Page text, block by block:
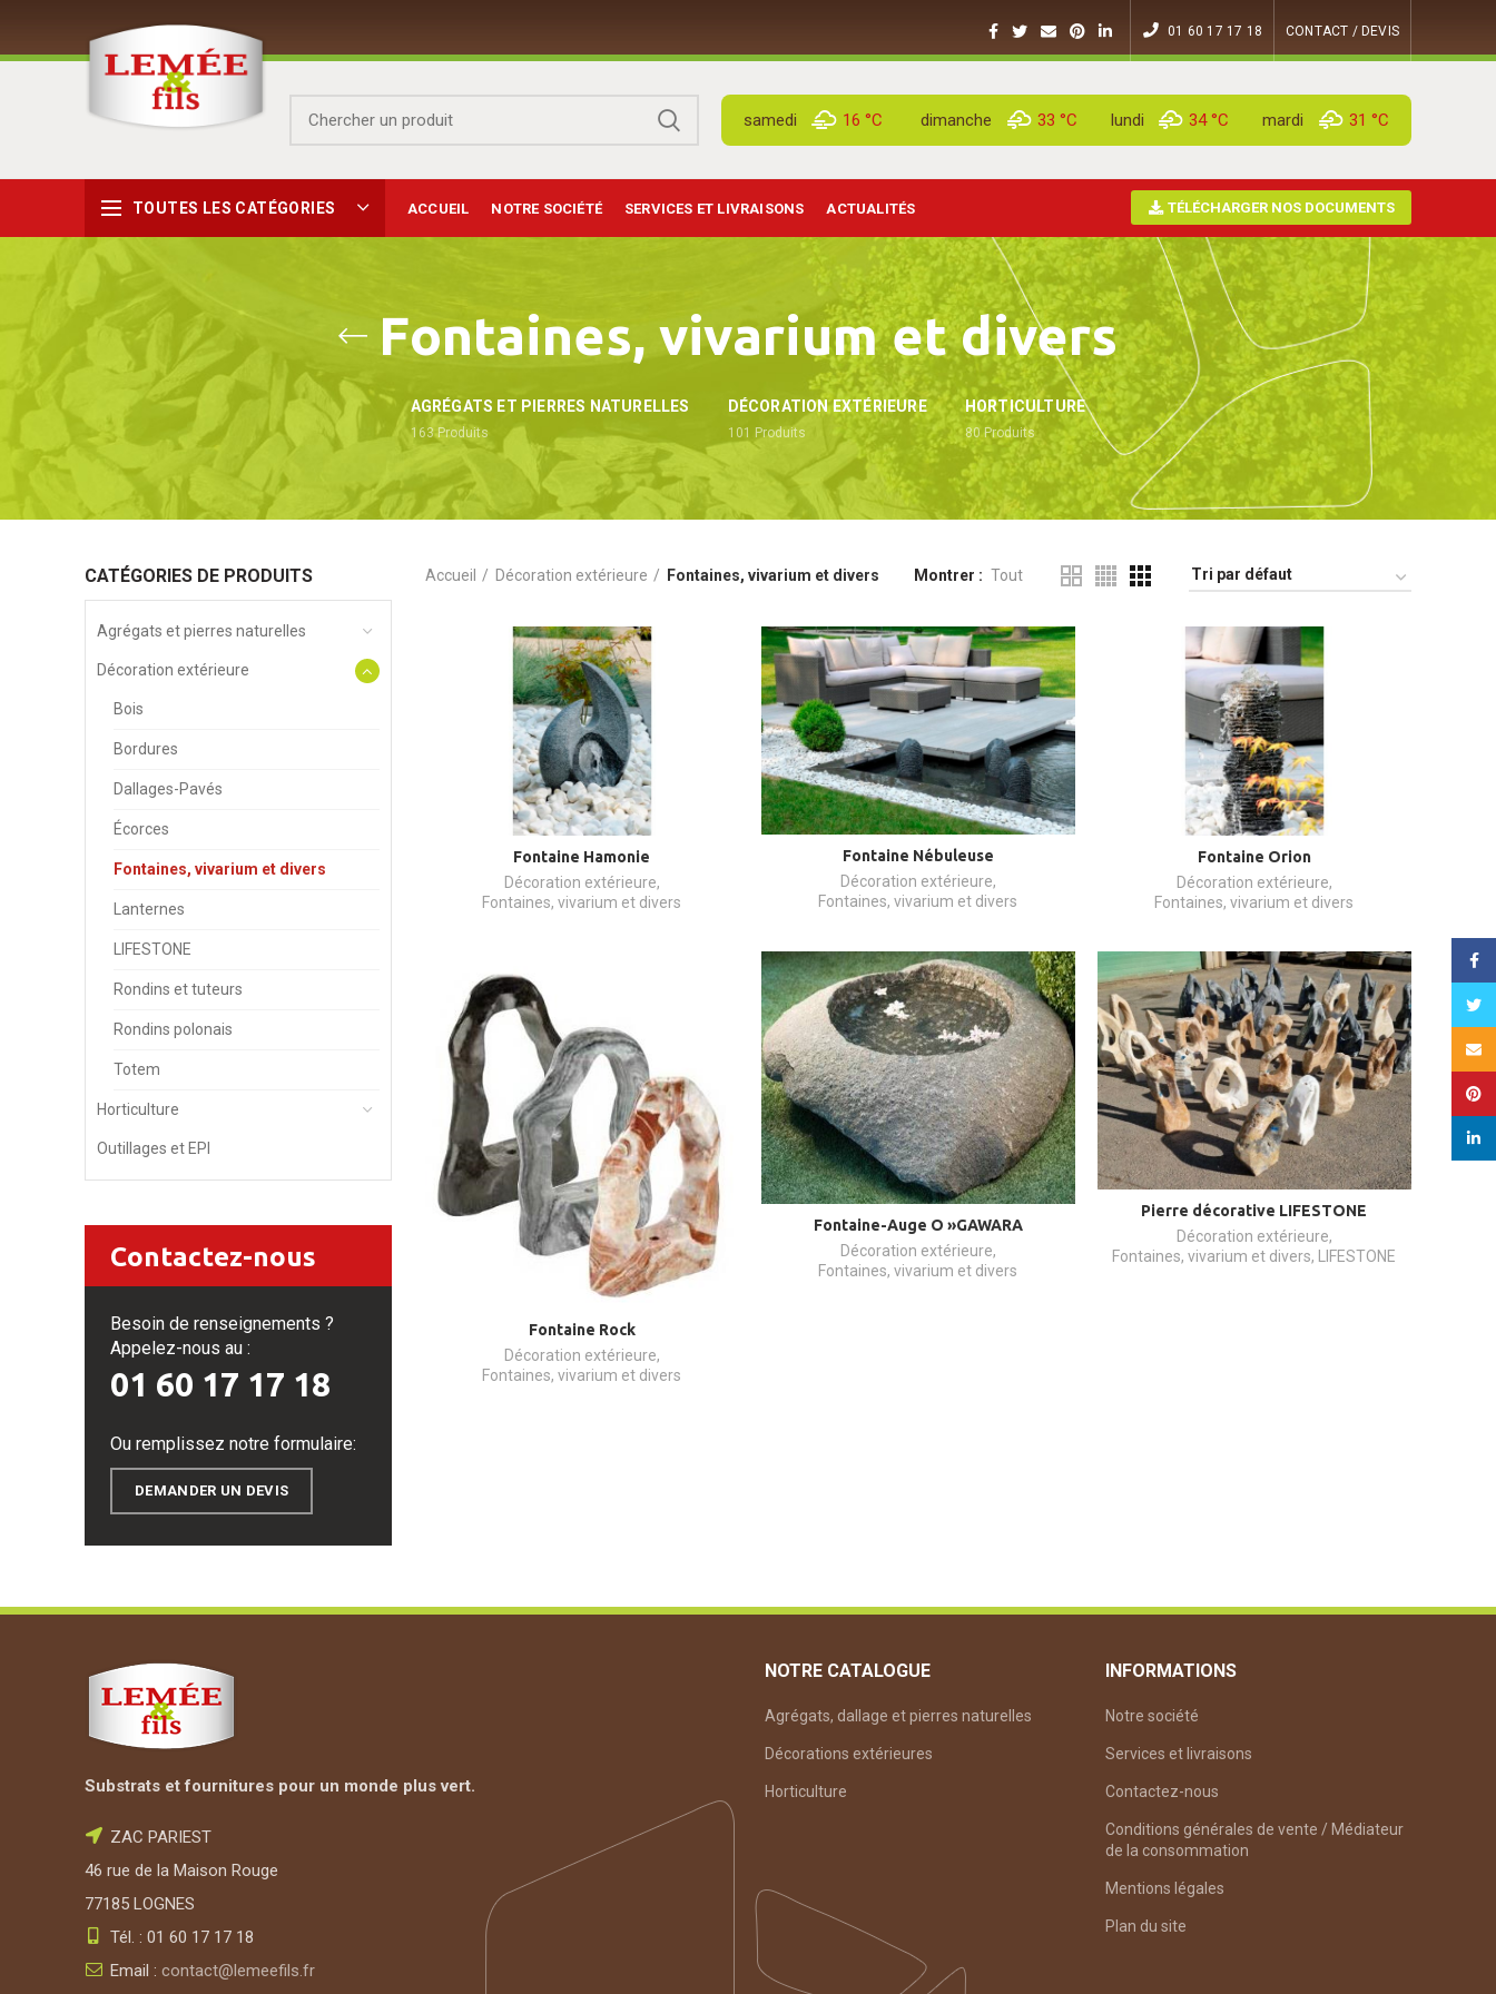
01 60 17 17 18 CONTACT / DEVIS
samedi 16 °C dimanche 33 °C lundi 34 °C mardi 31 °C
TOUTES LES CATÉGORIES ACCUEIL NOTRE SOCIÉTÉ SERVICES ET LIVRAISONS ACTUALITÉS TÉLÉCHARGER NOS DOCUMENTS
Fontaines, vivarium et divers
AGRÉGATS ET PIERRES NATURELLES
163 Produits
DÉCORATION EXTÉRIEURE
101 Produits
HORTICULTURE
80 Produits
CATÉGORIES DE PRODUITS
Agrégats et pierres naturelles
Décoration extérieure
Bois
Bordures
Dallages-Pavés
Écorces
Fontaines, vivarium et divers
Lanternes
LIFESTONE
Rondins et tuteurs
Rondins polonais
Totem
Horticulture
Outillages et EPI
Contactez-nous
Besoin de renseignements ?
Appelez-nous au :
01 60 17 17 18
Ou remplissez notre formulaire:
DEMANDER UN DEVIS
Accueil Décoration extérieure Fontaines, vivarium et divers Montrer Tout
Fontaine Hamonie
Décoration extérieure,
Fontaines, vivarium et divers
Fontaine Nébuleuse
Décoration extérieure,
Fontaines, vivarium et divers
Fontaine Orion
Décoration extérieure,
Fontaines, vivarium et divers
Fontaine Rock
Décoration extérieure,
Fontaines, vivarium et divers
Fontaine-Auge O »GAWARA
Décoration extérieure,
Fontaines, vivarium et divers
Pierre décorative LIFESTONE
Décoration extérieure,
Fontaines, vivarium et divers, LIFESTONE
Substrats et fournitures pour un monde plus vert.
ZAC PARIEST
46 rue de la Maison Rouge
77185 LOGNES
Tél. : 01 60 17 17 18
Email : contact@lemeefils.fr
NOTRE CATALOGUE
Agrégats, dallage et pierres naturelles
Décorations extérieures
Horticulture
INFORMATIONS
Notre société
Services et livraisons
Contactez-nous
Conditions générales de vente / Médiateur
de la consommation
Mentions légales
Plan du site
Email